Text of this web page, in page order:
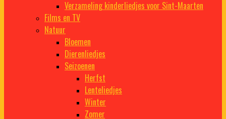
Verzameling kinderliedjes voor Sint-Maarten
Films en TV
Natuur
Bloemen
Dierenliedjes
Seizoenen
Herfst
Lenteliedjes
Winter
Zomer